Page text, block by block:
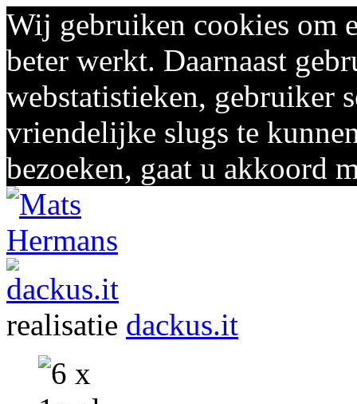
Wij gebruiken cookies om
beter werkt. Daarnaast
webstatistieken, gebruiker
vriendelijke slugs te
bezoeken, gaat u akkoord
realisatie dackus.it